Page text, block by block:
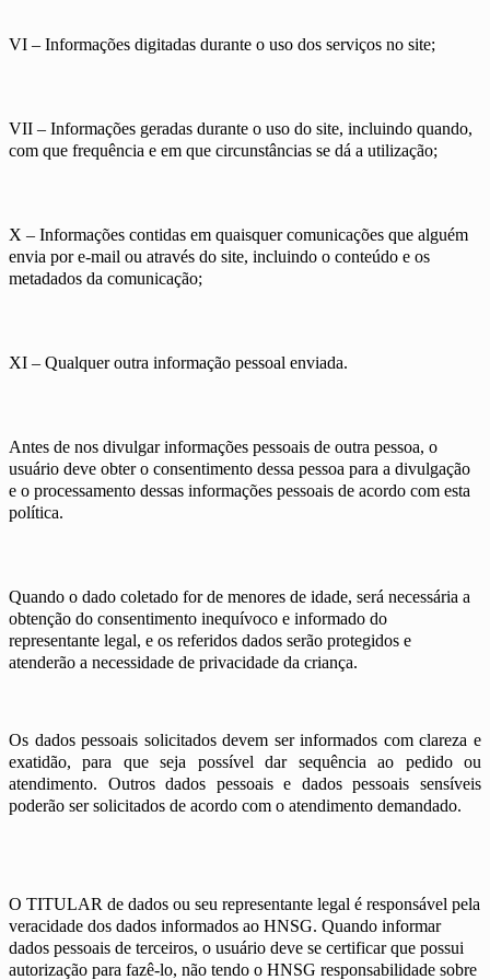
VI – Informações digitadas durante o uso dos serviços no site;
VII – Informações geradas durante o uso do site, incluindo quando,
com que frequência e em que circunstâncias se dá a utilização;
X – Informações contidas em quaisquer comunicações que alguém
envia por e-mail ou através do site, incluindo o conteúdo e os
metadados da comunicação;
XI – Qualquer outra informação pessoal enviada.
Antes de nos divulgar informações pessoais de outra pessoa, o
usuário deve obter o consentimento dessa pessoa para a divulgação
e o processamento dessas informações pessoais de acordo com esta
política.
Quando o dado coletado for de menores de idade, será necessária a
obtenção do consentimento inequívoco e informado do
representante legal, e os referidos dados serão protegidos e
atenderão a necessidade de privacidade da criança.
Os dados pessoais solicitados devem ser informados com clareza e
exatidão, para que seja possível dar sequência ao pedido ou
atendimento. Outros dados pessoais e dados pessoais sensíveis
poderão ser solicitados de acordo com o atendimento demandado.
O TITULAR de dados ou seu representante legal é responsável pela
veracidade dos dados informados ao HNSG. Quando informar
dados pessoais de terceiros, o usuário deve se certificar que possui
autorização para fazê-lo, não tendo o HNSG responsabilidade sobre